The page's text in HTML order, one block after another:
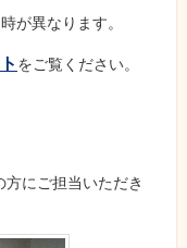
が異なります。
をご覧ください。
にご担当いただき